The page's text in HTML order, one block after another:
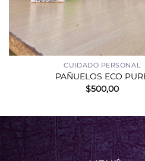
+
CUIDADO PERSONAL
PAÑUELOS ECO
$500,00